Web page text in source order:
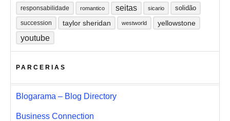
responsabilidade romantico seitas sicario solidão
succession taylor sheridan westworld yellowstone
youtube
PARCERIAS
Blogarama – Blog Directory
Business Connection